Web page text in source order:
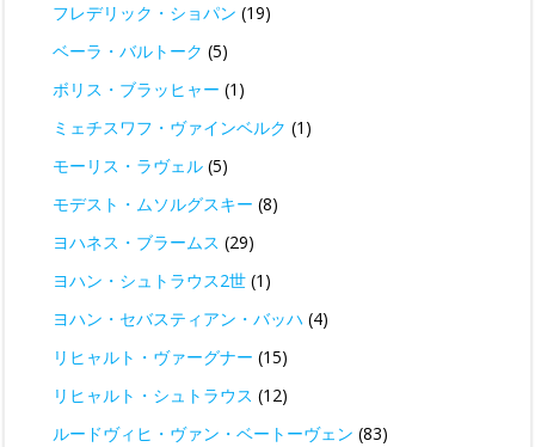
フレデリック・ショパン (19)
ベーラ・バルトーク (5)
ボリス・ブラッヒャー (1)
ミェチスワフ・ヴァインベルク (1)
モーリス・ラヴェル (5)
モデスト・ムソルグスキー (8)
ヨハネス・ブラームス (29)
ヨハン・シュトラウス2世 (1)
ヨハン・セバスティアン・バッハ (4)
リヒャルト・ヴァーグナー (15)
リヒャルト・シュトラウス (12)
ルードヴィヒ・ヴァン・ベートーヴェン (83)